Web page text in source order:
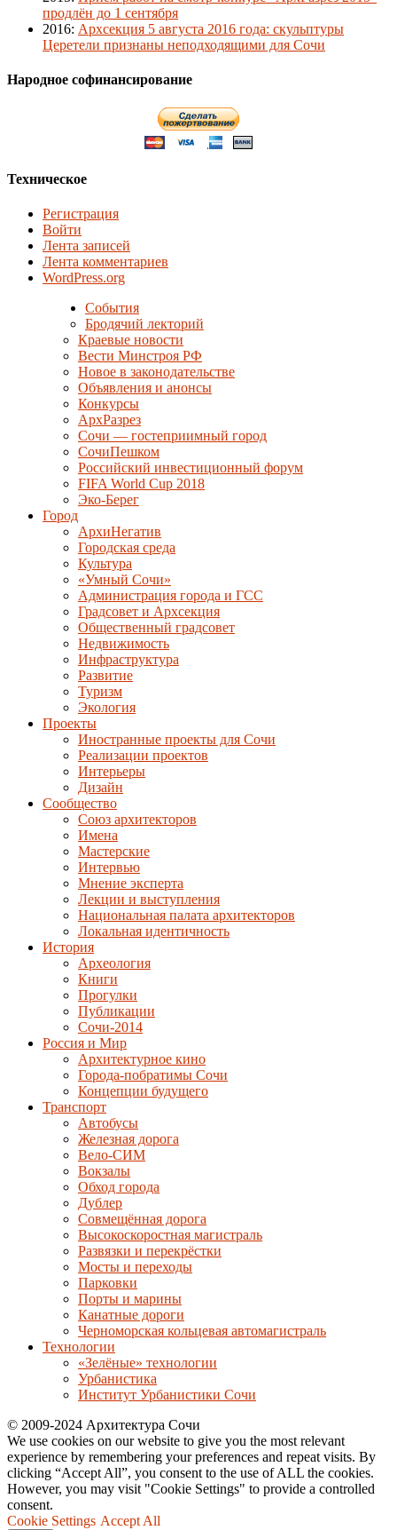
продлён до 1 сентября
2016: Архсекция 5 августа 2016 года: скульптуры
Церетели признаны неподходящими для Сочи
Народное софинансирование
Техническое
Регистрация
Войти
Лента записей
Лента комментариев
WordPress.org
События
Бродячий лекторий
Краевые новости
Вести Минстроя РФ
Новое в законодательстве
Объявления и анонсы
Конкурсы
АрхРазрез
Сочи — гостеприимный город
СочиПешком
Российский инвестиционный форум
FIFA World Cup 2018
Эко-Берег
Город
АрхиНегатив
Городская среда
Культура
«Умный Сочи»
Администрация города и ГСС
Градсовет и Архсекция
Общественный градсовет
Недвижимость
Инфраструктура
Развитие
Туризм
Экология
Проекты
Иностранные проекты для Сочи
Реализации проектов
Интерьеры
Дизайн
Сообщество
Союз архитекторов
Имена
Мастерские
Интервью
Мнение эксперта
Лекции и выступления
Национальная палата архитекторов
Локальная идентичность
История
Археология
Книги
Прогулки
Публикации
Сочи-2014
Россия и Мир
Архитектурное кино
Города-побратимы Сочи
Концепции будущего
Транспорт
Автобусы
Железная дорога
Вело-СИМ
Вокзалы
Обход города
Дублер
Совмещённая дорога
Высокоскоростная магистраль
Развязки и перекрёстки
Мосты и переходы
Парковки
Порты и марины
Канатные дороги
Черноморская кольцевая автомагистраль
Технологии
«Зелёные» технологии
Урбанистика
Институт Урбанистики Сочи
© 2009-2024 Архитектура Сочи
We use cookies on our website to give you the most relevant
experience by remembering your preferences and repeat visits. By
clicking “Accept All”, you consent to the use of ALL the cookies.
However, you may visit "Cookie Settings" to provide a controlled
consent.
Cookie Settings Accept All